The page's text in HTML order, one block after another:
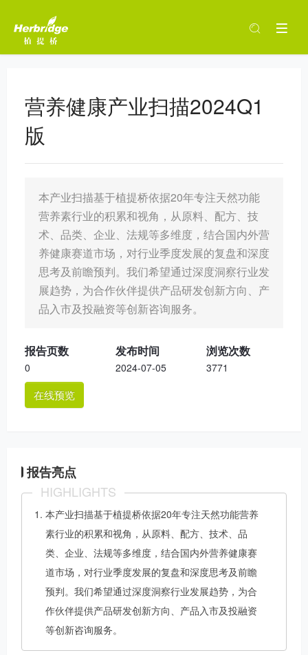
营养健康产业扫描2024Q1
版
本产业扫描基于植提桥依据20年专注天然功能
营养素行业的积累和视角，从原料、配方、技
术、品类、企业、法规等多维度，结合国内外营
养健康赛道市场，对行业季度发展的复盘和深度
思考及前瞻预判。我们希望通过深度洞察行业发
展趋势，为合作伙伴提供产品研发创新方向、产
品入市及投融资等创新咨询服务。
报告页数
0
发布时间
2024-07-05
浏览次数
3771
在线预览
报告亮点
本产业扫描基于植提桥依据20年专注天然功能营养
素行业的积累和视角，从原料、配方、技术、品
类、企业、法规等多维度，结合国内外营养健康赛
道市场，对行业季度发展的复盘和深度思考及前瞻
预判。我们希望通过深度洞察行业发展趋势，为合
作伙伴提供产品研发创新方向、产品入市及投融资
等创新咨询服务。
HIGHLIGHTS